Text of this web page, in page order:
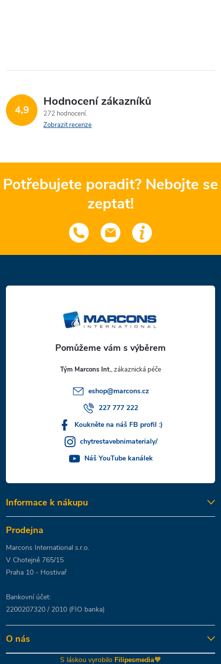
4,9
Hodnocení zákazníků
272 hodnocení
Zobrazit recenze
Potřebujete poradit? Nebojte se
zeptat!
á
Tým Marcons Int.
eshop@marcons.cz
227 777 222
Koukněte na náš FB profil :)
chytrestavebnimaterialy/
Náš YouTube kanálek
Informace k nákupu
Prodejna
Marcons International s.r.o.
V Chotejně 765/15
Praha 10 - Hostivař
Bankovní účet:
2200207320 / 2010 (FIO banka)
O nás
S láskou vyrobilo Filipesmedia🧡